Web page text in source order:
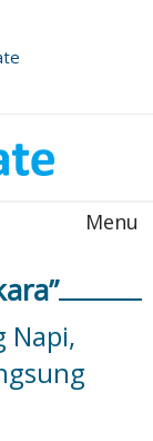
Menu
Napi,